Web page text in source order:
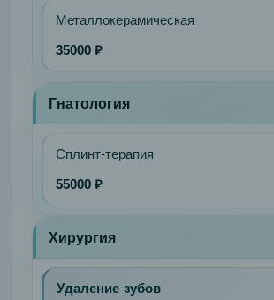
Металлокерамическая
35000 ₽
Гнатология
Сплинт-терапия
55000 ₽
Хирургия
Удаление зубов